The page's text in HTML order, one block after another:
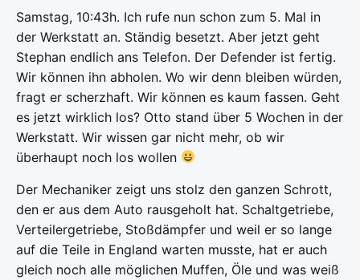
Samstag, 10:43h. Ich rufe nun schon zum 5. Mal in
der Werkstatt an. Ständig besetzt. Aber jetzt geht
Stephan endlich ans Telefon. Der Defender ist fertig.
Wir können ihn abholen. Wo wir denn bleiben würden,
fragt er scherzhaft. Wir können es kaum fassen. Geht
es jetzt wirklich los? Otto stand über 5 Wochen in der
Werkstatt. Wir wissen gar nicht mehr, ob wir
überhaupt noch los wollen
Der Mechaniker zeigt uns stolz den ganzen Schrott,
den er aus dem Auto rausgeholt hat. Schaltgetriebe,
Verteilergetriebe, Stoßdämpfer und weil er so lange
auf die Teile in England warten musste, hat er auch
gleich noch alle möglichen Muffen, Öle und was weiß